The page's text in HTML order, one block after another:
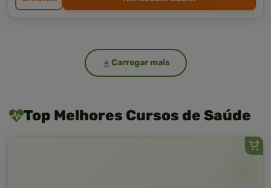
Carregar mais
Top Melhores Cursos de Saúde